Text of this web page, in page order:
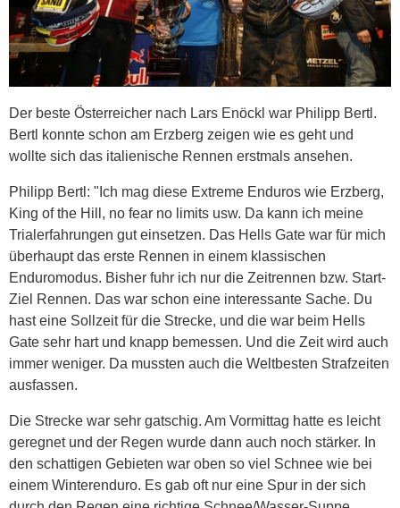
Der beste Österreicher nach Lars Enöckl war Philipp Bertl.
Bertl konnte schon am Erzberg zeigen wie es geht und
wollte sich das italienische Rennen erstmals ansehen.
Philipp Bertl: "Ich mag diese Extreme Enduros wie Erzberg,
King of the Hill, no fear no limits usw. Da kann ich meine
Trialerfahrungen gut einsetzen. Das Hells Gate war für mich
überhaupt das erste Rennen in einem klassischen
Enduromodus. Bisher fuhr ich nur die Zeitrennen bzw. Start-
Ziel Rennen. Das war schon eine interessante Sache. Du
hast eine Sollzeit für die Strecke, und die war beim Hells
Gate sehr hart und knapp bemessen. Und die Zeit wird auch
immer weniger. Da mussten auch die Weltbesten Strafzeiten
ausfassen.
Die Strecke war sehr gatschig. Am Vormittag hatte es leicht
geregnet und der Regen wurde dann auch noch stärker. In
den schattigen Gebieten war oben so viel Schnee wie bei
einem Winterenduro. Es gab oft nur eine Spur in der sich